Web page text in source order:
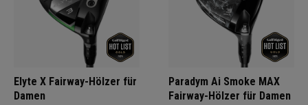
Elyte X Fairway-Hölzer für
Damen
Paradym Ai Smoke MAX
Fairway-Hölzer für Damen